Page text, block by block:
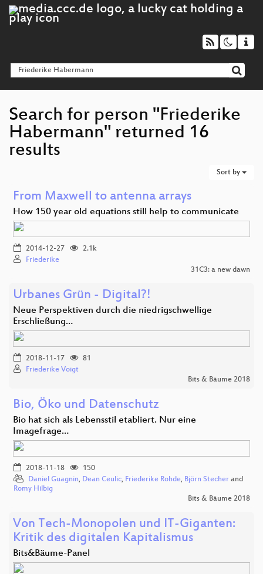
Search for person "Friederike
Habermann" returned 16
results
Sort by
From Maxwell to antenna arrays
How 150 year old equations still help to communicate
2014-12-27
2.1k
Friederike
31C3: a new dawn
Urbanes Grün - Digital?!
Neue Perspektiven durch die niedrigschwellige
Erschließung…
2018-11-17
81
Friederike Voigt
Bits & Bäume 2018
Bio, Öko und Datenschutz
Bio hat sich als Lebensstil etabliert. Nur eine
Imagefrage…
2018-11-18
150
Daniel Guagnin, Dean Ceulic, Friederike Rohde, Björn Stecher and
Romy Hilbig
Bits & Bäume 2018
Von Tech-Monopolen und IT-Giganten:
Kritik des digitalen Kapitalismus
Bits&Bäume-Panel